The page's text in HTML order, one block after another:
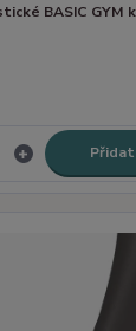
BASIC GYM